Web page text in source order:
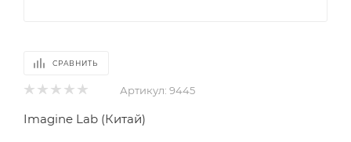
СРАВНИТЬ
Артикул: 9445
Imagine Lab (Китай)